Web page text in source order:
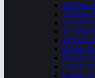
14ª Feria
13ª Feria
12ª Feria
11ª Feria
10ª Feria
9ª Feria
8ª Feria
7ª Feria
6ª Feria